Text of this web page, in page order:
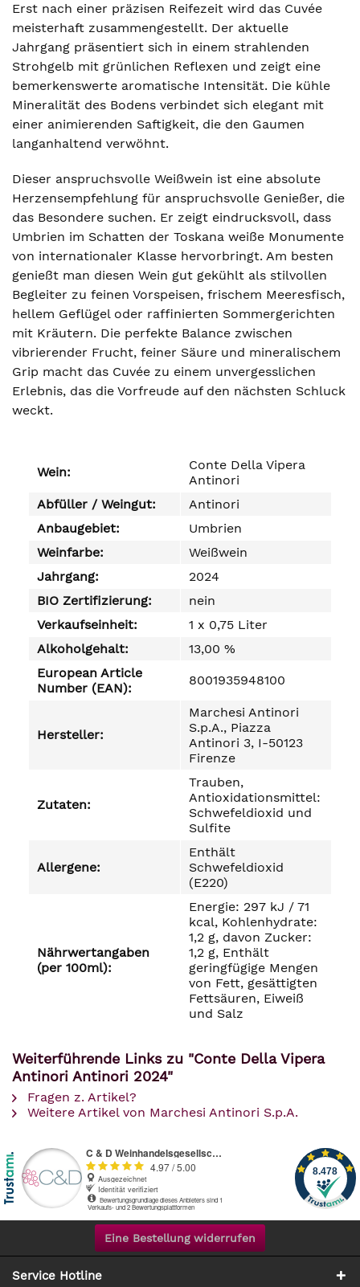
Erst nach einer präzisen Reifezeit wird das Cuvée
meisterhaft zusammengestellt. Der aktuelle
Jahrgang präsentiert sich in einem strahlenden
Strohgelb mit grünlichen Reflexen und zeigt eine
bemerkenswerte aromatische Intensität. Die kühle
Mineralität des Bodens verbindet sich elegant mit
einer animierenden Saftigkeit, die den Gaumen
langanhaltend verwöhnt.
Dieser anspruchsvolle Weißwein ist eine absolute
Herzensempfehlung für anspruchsvolle Genießer, die
das Besondere suchen. Er zeigt eindrucksvoll, dass
Umbrien im Schatten der Toskana weiße Monumente
von internationaler Klasse hervorbringt. Am besten
genießt man diesen Wein gut gekühlt als stilvollen
Begleiter zu feinen Vorspeisen, frischem Meeresfisch,
hellem Geflügel oder raffinierten Sommergerichten
mit Kräutern. Die perfekte Balance zwischen
vibrierender Frucht, feiner Säure und mineralischem
Grip macht das Cuvée zu einem unvergesslichen
Erlebnis, das die Vorfreude auf den nächsten Schluck
weckt.
Wein:
Conte Della Vipera
Antinori
Abfüller / Weingut:
Antinori
Anbaugebiet:
Umbrien
Weinfarbe:
Weißwein
Jahrgang:
2024
BIO Zertifizierung:
nein
Verkaufseinheit:
1 x 0,75 Liter
Alkoholgehalt:
13,00 %
European Article
Number (EAN):
8001935948100
Hersteller:
Marchesi Antinori
S.p.A., Piazza
Antinori 3, I-50123
Firenze
Zutaten:
Trauben,
Antioxidationsmittel:
Schwefeldioxid und
Sulfite
Allergene:
Enthält
Schwefeldioxid
(E220)
Nährwertangaben
(per 100ml):
Energie: 297 kJ / 71
kcal, Kohlenhydrate:
1,2 g, davon Zucker:
1,2 g, Enthält
geringfügige Mengen
von Fett, gesättigten
Fettsäuren, Eiweiß
und Salz
Weiterführende Links zu "Conte Della Vipera
Antinori Antinori 2024"
Fragen z. Artikel?
Weitere Artikel von Marchesi Antinori S.p.A.
Eine Bestellung widerrufen
Service Hotline